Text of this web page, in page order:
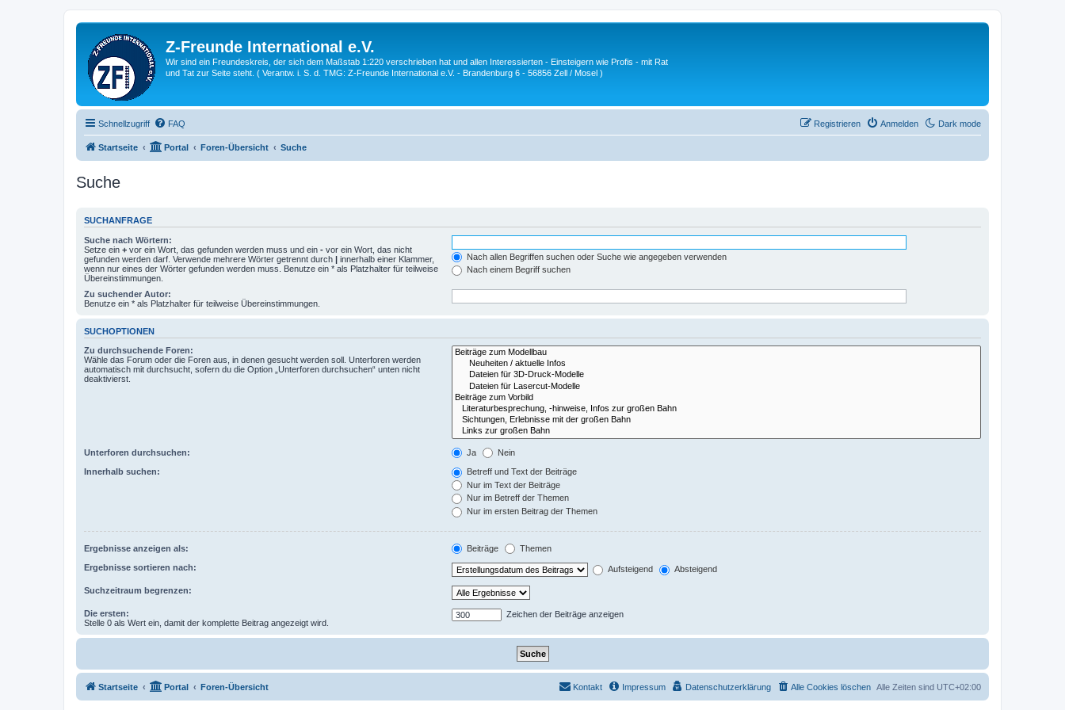
Z-Freunde International e.V.
Wir sind ein Freundeskreis, der sich dem Maßstab 1:220 verschrieben hat und allen Interessierten - Einsteigern wie Profis - mit Rat
und Tat zur Seite steht. ( Verantw. i. S. d. TMG: Z-Freunde International e.V. - Brandenburg 6 - 56856 Zell / Mosel )
Schnellzugriff Dark mode
FAQ Anmelden
Registrieren
Startseite Portal Foren-Übersicht Suche
Suche
SUCHANFRAGE
Suche nach Wörtern:
Setze ein + vor ein Wort, das gefunden werden muss und ein - vor ein Wort, das nicht
gefunden werden darf. Verwende mehrere Wörter getrennt durch | innerhalb einer Klammer,
wenn nur eines der Wörter gefunden werden muss. Benutze ein * als Platzhalter für teilweise
Übereinstimmungen.
Nach allen Begriffen suchen oder Suche wie angegeben verwenden
Nach einem Begriff suchen
Zu suchender Autor:
Benutze ein * als Platzhalter für teilweise Übereinstimmungen.
SUCHOPTIONEN
Zu durchsuchende Foren:
Wähle das Forum oder die Foren aus, in denen gesucht werden soll. Unterforen werden
automatisch mit durchsucht, sofern du die Option „Unterforen durchsuchen“ unten nicht
deaktivierst.
Unterforen durchsuchen: Ja Nein
Innerhalb suchen:
Betreff und Text der Beiträge
Nur im Text der Beiträge
Nur im Betreff der Themen
Nur im ersten Beitrag der Themen
Ergebnisse anzeigen als: Beiträge Themen
Ergebnisse sortieren nach: Aufsteigend Absteigend
Suchzeitraum begrenzen:
Die ersten:
Stelle 0 als Wert ein, damit der komplette Beitrag angezeigt wird.
Zeichen der Beiträge anzeigen
Startseite Portal Foren-Übersicht Alle Zeiten sind UTC+02:00
Alle Cookies löschen
Datenschutzerklärung
Impressum
Kontakt